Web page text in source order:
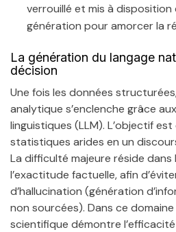
verrouillé et mis à
génération pour amorcer la
La génération du langage
décision
Une fois les données
analytique s’enclenche grâce
linguistiques (LLM). L’objectif
statistiques arides en un
La difficulté majeure réside
l’exactitude factuelle, afin
d’hallucination (génération
non sourcées). Dans ce
scientifique démontre